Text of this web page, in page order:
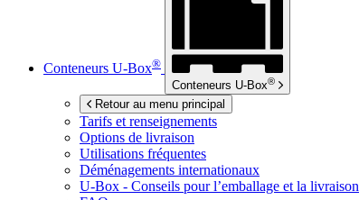
Conteneurs U-Box®
Conteneurs U-Box®
Retour au menu principal
Tarifs et renseignements
Options de livraison
Utilisations fréquentes
Déménagements internationaux
U-Box - Conseils pour l’emballage et la livraison